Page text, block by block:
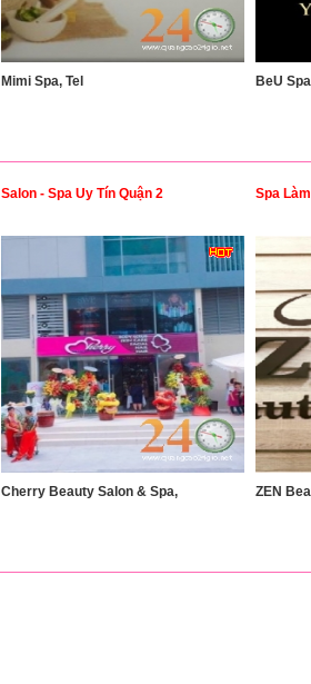
Mimi Spa, Tel BeU
Salon - Spa Uy Tín Quận 2
Cherry Beauty Salon & Spa,
Spa
ZEN